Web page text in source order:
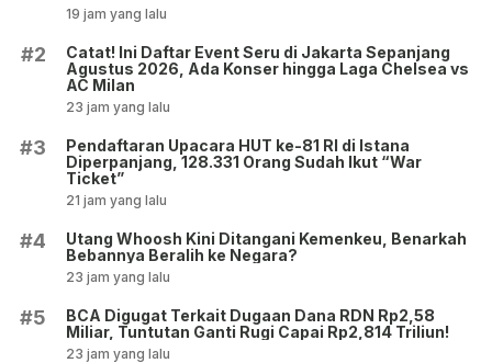
19 jam yang lalu
#2
Catat! Ini Daftar Event Seru di Jakarta Sepanjang
Agustus 2026, Ada Konser hingga Laga Chelsea vs
AC Milan
23 jam yang lalu
#3
Pendaftaran Upacara HUT ke-81 RI di Istana
Diperpanjang, 128.331 Orang Sudah Ikut “War
Ticket”
21 jam yang lalu
#4
Utang Whoosh Kini Ditangani Kemenkeu, Benarkah
Bebannya Beralih ke Negara?
23 jam yang lalu
#5
BCA Digugat Terkait Dugaan Dana RDN Rp2,58
Miliar, Tuntutan Ganti Rugi Capai Rp2,814 Triliun!
23 jam yang lalu